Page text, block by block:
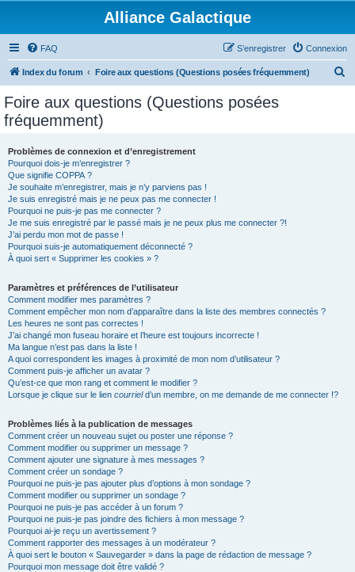
Alliance Galactique
FAQ Connexion
S’enregistrer
Index du forum Foire aux questions (Questions posées fréquemment)
Foire aux questions (Questions posées
fréquemment)
Problèmes de connexion et d’enregistrement
Pourquoi dois-je m’enregistrer ?
Que signifie COPPA ?
Je souhaite m’enregistrer, mais je n’y parviens pas !
Je suis enregistré mais je ne peux pas me connecter !
Pourquoi ne puis-je pas me connecter ?
Je me suis enregistré par le passé mais je ne peux plus me connecter ?!
J’ai perdu mon mot de passe !
Pourquoi suis-je automatiquement déconnecté ?
À quoi sert « Supprimer les cookies » ?
Paramètres et préférences de l’utilisateur
Comment modifier mes paramètres ?
Comment empêcher mon nom d’apparaître dans la liste des membres connectés ?
Les heures ne sont pas correctes !
J’ai changé mon fuseau horaire et l’heure est toujours incorrecte !
Ma langue n’est pas dans la liste !
A quoi correspondent les images à proximité de mon nom d’utilisateur ?
Comment puis-je afficher un avatar ?
Qu’est-ce que mon rang et comment le modifier ?
Lorsque je clique sur le lien courrield’un membre, on me demande de me connecter !?
Problèmes liés à la publication de messages
Comment créer un nouveau sujet ou poster une réponse ?
Comment modifier ou supprimer un message ?
Comment ajouter une signature à mes messages ?
Comment créer un sondage ?
Pourquoi ne puis-je pas ajouter plus d’options à mon sondage ?
Comment modifier ou supprimer un sondage ?
Pourquoi ne puis-je pas accéder à un forum ?
Pourquoi ne puis-je pas joindre des fichiers à mon message ?
Pourquoi ai-je reçu un avertissement ?
Comment rapporter des messages à un modérateur ?
À quoi sert le bouton « Sauvegarder » dans la page de rédaction de message ?
Pourquoi mon message doit être validé ?